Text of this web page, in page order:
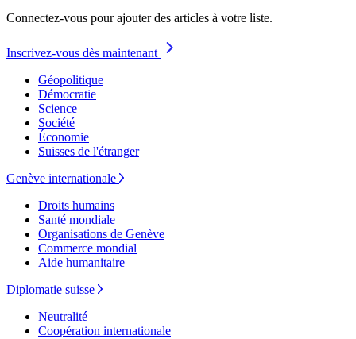
Connectez-vous pour ajouter des articles à votre liste.
Inscrivez-vous dès maintenant
Géopolitique
Démocratie
Science
Société
Économie
Suisses de l'étranger
Genève internationale
Droits humains
Santé mondiale
Organisations de Genève
Commerce mondial
Aide humanitaire
Diplomatie suisse
Neutralité
Coopération internationale